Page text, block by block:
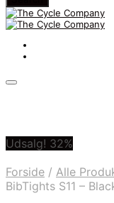
Udsalg! 32%
Forside / Alle
BibTights S11 –